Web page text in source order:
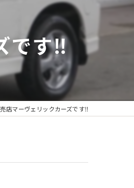
です‼️
店マーヴェリックカーズです‼️